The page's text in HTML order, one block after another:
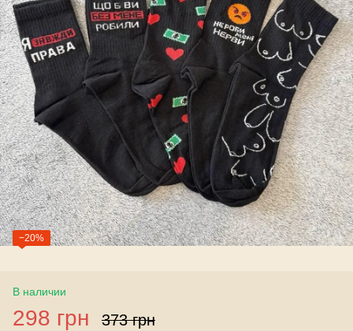
−20%
В наличии
298 грн 373 грн